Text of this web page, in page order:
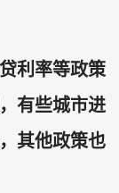
利率等政策
有些城市进
其他政策也